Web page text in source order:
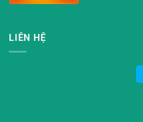
LIÊN HỆ